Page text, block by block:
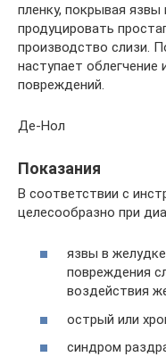
пленку, покрывая
продуцировать
производство слизи.
наступает облегчение
повреждений.
Де-Нол
Показания
В соответствии с
целесообразно при
язвы в
повреждения
воздействия
острый или
синдром